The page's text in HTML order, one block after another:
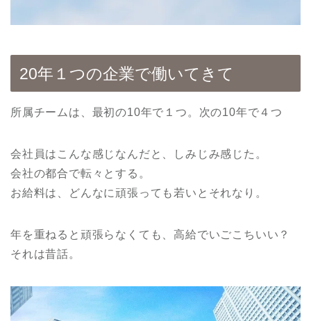
20年１つの企業で働いてきて
所属チームは、最初の10年で１つ。次の10年で４つ
会社員はこんな感じなんだと、しみじみ感じた。
会社の都合で転々とする。
お給料は、どんなに頑張っても若いとそれなり。
年を重ねると頑張らなくても、高給でいごこちいい？
それは昔話。